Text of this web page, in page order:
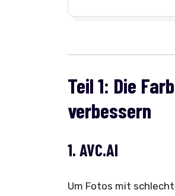
Teil 1: Die
verbessern
1. AVC.AI
Um Fotos mit